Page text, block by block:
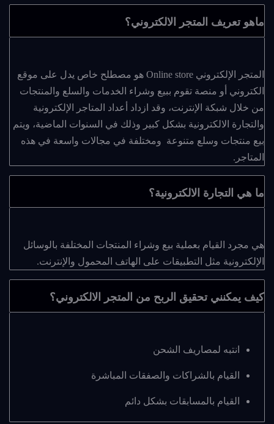
ماهو تعريف المتجر الالكتروني؟
المتجر الإلكتروني Online store هو مصطلح خاص يدل على موقع
الكتروني أو منصة تقوم ببيع وشراء الخدمات والسلع والمنتجات
من خلال شبكة الإنترنت، وقد ازداد أعداد المتاجر الإلكترونية
والتجارة الالكترونية بشكل كبير وذلك في السنوات الماضية، ويتم
بيع منتجات وسلع متنوعة ومختلفة في مجالات واسعة في هذه
المتاجر.
ما هي التجارة الالكترونية؟
هي مجرد القيام بعملية بيع وشراء المنتجات المختلفة بالوسائل
الإلكترونية مثل التطبيقات على الهاتف المحمول والإنترنت.
كيف يمكنني تحقيق الربح من المتجر الالكتروني؟
انتبه لمصاريف الشحن
القيام بالشراكات والصفقات المباشرة
القيام بالمسابقات بشكل دائم